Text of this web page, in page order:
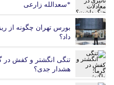
چهارمحال بختیاری
خوزستان
سمنان
فارس
قم
*سعدالله زارعی
بورس تهران چگونه از
داد؟
تنگی انگشتر و کفش در
هشدار جدی؟